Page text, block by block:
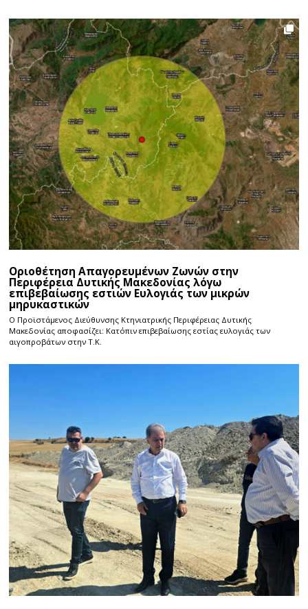
Οριοθέτηση Απαγορευμένων Ζωνών στην
Περιφέρεια Δυτικής Μακεδονίας λόγω
επιβεβαίωσης εστιών Ευλογιάς των μικρών
μηρυκαστικών
Ο Προϊστάμενος Διεύθυνσης Κτηνιατρικής Περιφέρειας Δυτικής
Μακεδονίας αποφασίζει: Κατόπιν επιβεβαίωσης εστίας ευλογιάς των
αιγοπροβάτων στην Τ.Κ.